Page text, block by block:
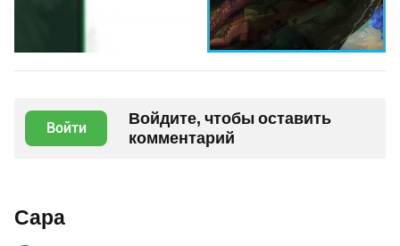
Войти
Войдите, чтобы оставить
комментарий
Сара